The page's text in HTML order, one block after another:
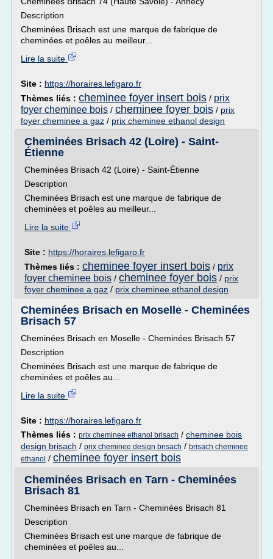
Description
Cheminées Brisach est une marque de fabrique de
cheminées et poêles au meilleur...
Lire la suite
Site : https://horaires.lefigaro.fr
Thèmes liés : cheminee foyer insert bois / prix
foyer cheminee bois / cheminee foyer bois / prix
foyer cheminee a gaz / prix cheminee ethanol design
Cheminées Brisach 42 (Loire) - Saint-
Étienne
Cheminées Brisach 42 (Loire) - Saint-Étienne
Description
Cheminées Brisach est une marque de fabrique de
cheminées et poêles au meilleur...
Lire la suite
Site : https://horaires.lefigaro.fr
Thèmes liés : cheminee foyer insert bois / prix
foyer cheminee bois / cheminee foyer bois / prix
foyer cheminee a gaz / prix cheminee ethanol design
Cheminées Brisach en Moselle - Cheminées
Brisach 57
Cheminées Brisach en Moselle - Cheminées Brisach 57
Description
Cheminées Brisach est une marque de fabrique de
cheminées et poêles au...
Lire la suite
Site : https://horaires.lefigaro.fr
Thèmes liés : prix cheminee ethanol brisach / cheminee bois
design brisach / prix cheminee design brisach / brisach cheminee
ethanol / cheminee foyer insert bois
Cheminées Brisach en Tarn - Cheminées
Brisach 81
Cheminées Brisach en Tarn - Cheminées Brisach 81
Description
Cheminées Brisach est une marque de fabrique de
cheminées et poêles au...